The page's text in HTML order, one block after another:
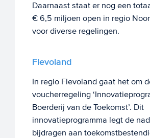
Daarnaast staat er nog een
€ 6,5 miljoen open in regio
voor diverse regelingen.
Flevoland
In regio Flevoland gaat het om
voucherregeling
Boerderij van de Toekomst’. Dit
innovatieprogramma legt de
bijdragen aan